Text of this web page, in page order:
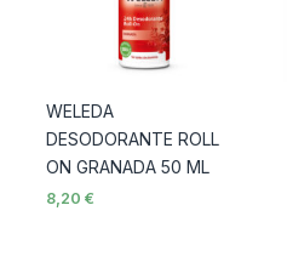
WELEDA
DESODORANTE ROLL
ON GRANADA 50 ML
8,20€